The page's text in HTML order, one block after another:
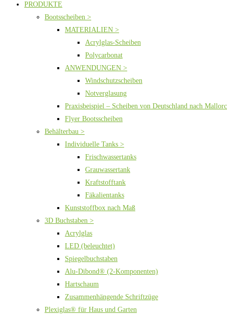
PRODUKTE
Bootsscheiben >
MATERIALIEN >
Acrylglas-Scheiben
Polycarbonat
ANWENDUNGEN >
Windschutzscheiben
Notverglasung
Praxisbeispiel – Scheiben von Deutschland nach
Flyer Bootsscheiben
Behälterbau >
Individuelle Tanks >
Frischwassertanks
Grauwassertank
Kraftstofftank
Fäkalientanks
Kunststoffbox nach Maß
3D Buchstaben >
Acrylglas
LED (beleuchtet)
Spiegelbuchstaben
Alu-Dibond® (2-Komponenten)
Hartschaum
Zusammenhängende Schriftzüge
Plexiglas® für Haus und Garten